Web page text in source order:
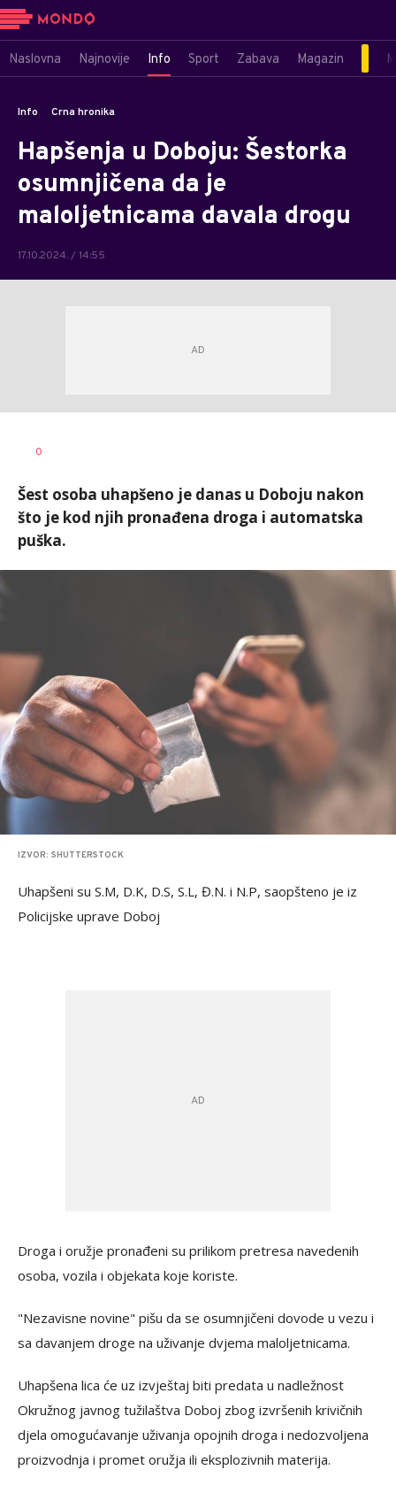
Naslovna Najnovije Info Sport Zabava Magazin
Info Crna hronika
Hapšenja u Doboju: Šestorka
osumnjičena da je
maloljetnicama davala drogu
17.10.2024. / 14:55
AUTOR
0
Šest osoba uhapšeno je danas u Doboju nakon
što je kod njih pronađena droga i automatska
puška.
IZVOR: SHUTTERSTOCK
Uhapšeni su S.M, D.K, D.S, S.L, Đ.N. i N.P, saopšteno je iz
Policijske uprave Doboj
Droga i oružje pronađeni su prilikom pretresa navedenih
osoba, vozila i objekata koje koriste.
"Nezavisne novine" pišu da se osumnjičeni dovode u vezu i
sa davanjem droge na uživanje dvjema maloljetnicama.
Uhapšena lica će uz izvještaj biti predata u nadležnost
Okružnog javnog tužilaštva Doboj zbog izvršenih krivičnih
djela omogućavanje uživanja opojnih droga i nedozvoljena
proizvodnja i promet oružja ili eksplozivnih materija.